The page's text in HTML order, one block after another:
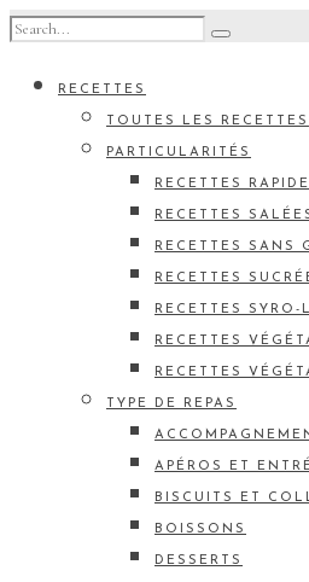
RECETTES
TOUTES LES RECETTES
PARTICULARITÉS
RECETTES
RECETTES
RECETTES SANS
RECETTES
RECETTES SYRO-
RECETTES
RECETTES
TYPE DE REPAS
APÉROS ET
BISCUITS ET
BOISSONS
DESSERTS